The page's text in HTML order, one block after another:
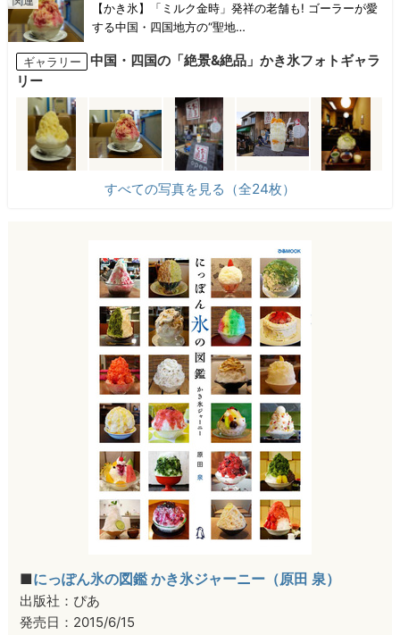
【かき氷】「ミルク金時」発祥の老舗も! ゴーラーが愛
する中国・四国地方の“聖地…
ギャラリー
中国・四国の「絶景&絶品」かき氷フォトギャラ
リー
すべての写真を見る（全24枚）
■にっぽん氷の図鑑 かき氷ジャーニー（原田 泉）
出版社：ぴあ
発売日：2015/6/15